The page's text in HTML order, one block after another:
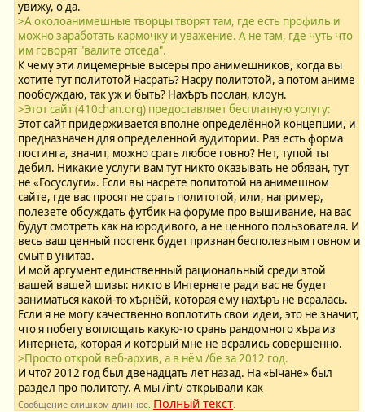
увижу, о да.
>А околоанимешные творцы творят там, где есть профиль и
можно заработать кармочку и уважение. А не там, где чуть что
им говорят "валите отседа".
К чему эти лицемерные высеры про анимешников, когда вы
хотите тут политотой насрать? Насру политотой, а потом аниме
пообсуждаю, так уж и быть? Нахѣръ послан, клоун.
>Этот сайт (410chan.org) предоставляет бесплатную услугу:
Этот сайт придерживается вполне определённой концепции, и
предназначен для определённой аудитории. Раз есть форма
постинга, значит, можно срать любое говно? Нет, тупой ты
дебил. Никакие услуги вам тут никто оказывать не обязан, тут
не «Госуслуги». Если вы насрёте политотой на анимешном
сайте, где вас просят не срать политотой, или, например,
полезете обсуждать футбик на форуме про вышивание, на вас
будут смотреть как на юродивого, а не ценного пользователя. И
весь ваш ценный постенк будет признан бесполезным говном и
смыт в унитаз.
И мой аргумент единственный рациональный среди этой
вашей вашей шизы: никто в Интернете ради вас не будет
заниматься какой-то хѣрнёй, которая ему нахѣръ не всралась.
Если я не могу качественно воплотить свои идеи, это не значит,
что я побегу воплощать какую-то срань рандомного хѣра из
Интернета, которая и который мне не всрались совершенно.
>Просто открой веб-архив, а в нём /бе за 2012 год.
И что? 2012 год был двенадцать лет назад. На «Ычане» был
раздел про политоту. А мы /int/ открывали как
Сообщение слишком длинное. Полный текст